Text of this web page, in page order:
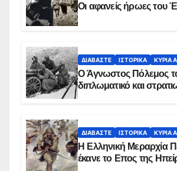
Οι αφανείς ήρωες του
ΔΙΑΒΆΣΤΕ ΙΣΤΟΡΙΚΆ ΚΥΡΙΑ
Ο Άγνωστος Πόλεμος
διπλωματικό και
ΔΙΑΒΆΣΤΕ ΙΣΤΟΡΙΚΆ ΚΥΡΙΑ
Η Ελληνική Μεραρχία
έκανε το Επος της